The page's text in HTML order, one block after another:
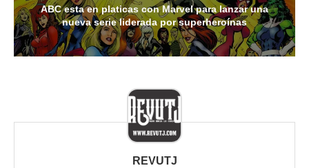
ABC esta en platicas con Marvel para lanzar una
nueva serie liderada por superheroínas
REVUTJ